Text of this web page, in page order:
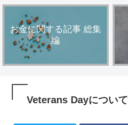
お金に関する記事 総集
編
Veterans Dayについて